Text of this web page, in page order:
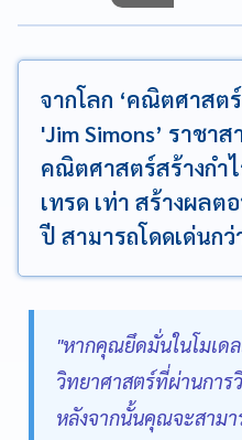
จากโลก ‘คณิตศาสตร์
'Jim Simons’ ราชา
คณิตศาสตร์สร้างกำ
เทรด เท่า สร้างผลต
ปี สามารถโดดเด่นก
"หากคุณยึดมั่นในโมเด
วิทยาศาสตร์ที่ผ่านการ
หลังจากนั้นคุณจะสามา